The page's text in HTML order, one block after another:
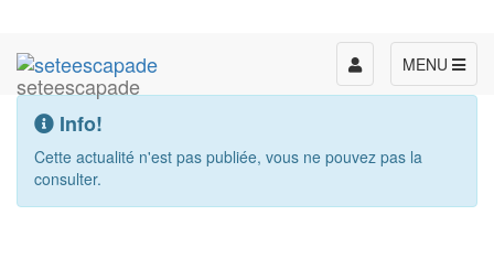
seteescapade
MENU
Toggle
navigation
Info!
Cette actualité n'est pas publiée, vous ne pouvez pas la
consulter.